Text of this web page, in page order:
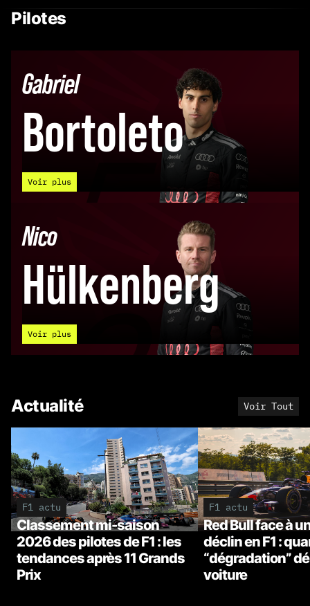
Pilotes
Gabriel
Bortoleto
5
Voir plus
Nico
Hülkenberg
27
Voir plus
Actualité Voir Tout
F1 actu
Classement mi-saison
2026 des pilotes de F1 : les
tendances après 11 Grands
Prix
F1 actu
Red Bull face à
déclin en F1 :
“dégradation”
voiture